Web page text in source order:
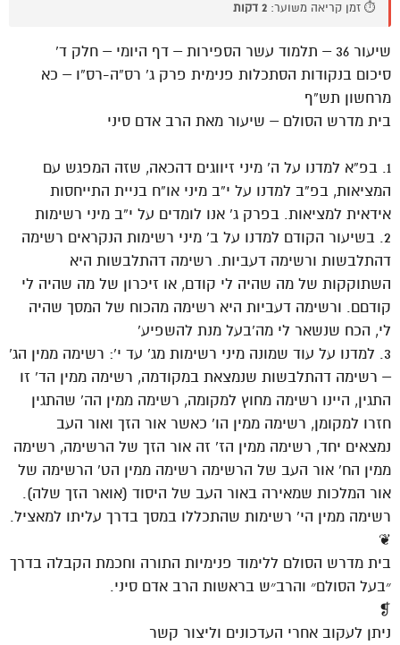
⏱️ זמן קריאה משוער: 2 דקות
שיעור 36 – תלמוד עשר הספירות – דף היומי – חלק ד’
סיכום בנקודות הסתכלות פנימית פרק ג’ רס”ה-רס”ו – כא
מרחשון תש”ף
בית מדרש הסולם – שיעור מאת הרב אדם סיני
1. בפ”א למדנו על ה’ מיני זיווגים דהכאה, שזה המפגש עם
המציאות, בפ”ב למדנו על י”ב מיני או”ח בניית התייחסות
אידאית למציאות. בפרק ג’ אנו לומדים על י”ב מיני רשימות
2. בשיעור הקודם למדנו על ב’ מיני רשימות הנקראים רשימה
דהתלבשות ורשימה דעביות. רשימה דהתלבשות היא
השתוקקות של מה שהיה לי קודם, או זיכרון של מה שהיה לי
קודםם. ורשימה דעביות היא רשימה מהכוח של המסך שהיה
לי, הכח שנשאר לי מה’בעל מנת להשפיע’
3. למדנו על עוד שמונה מיני רשימות מג’ עד י’: רשימה ממין הג’
– רשימה דהתלבשות שנמצאת במקודמה, רשימה ממין הד’ זו
התגין, היינו רשימה מחוץ למקומה, רשימה ממין הה’ שהתגין
חזרו למקומן, רשימה ממין הו’ כאשר אור הזך ואור העב
נמצאים יחד, רשימה ממין הז’ זה אור הזך של הרשימה, רשימה
ממין הח’ אור העב של הרשימה רשימה ממין הט’ הרשימה של
אור המלכות שמאירה באור העב של היסוד (אואר הזך שלה).
רשימה ממין הי’ רשימות שהתכללו במסך בדרך עליתו למאציל.
❦
בית מדרש הסולם ללימוד פנימיות התורה וחכמת הקבלה בדרך
״בעל הסולם״ והרב״ש בראשות הרב אדם סיני.
❡
ניתן לעקוב אחרי העדכונים וליצור קשר